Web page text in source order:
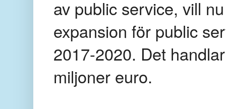
av public service, vill
expansion för public
2017-2020. Det
miljoner euro.